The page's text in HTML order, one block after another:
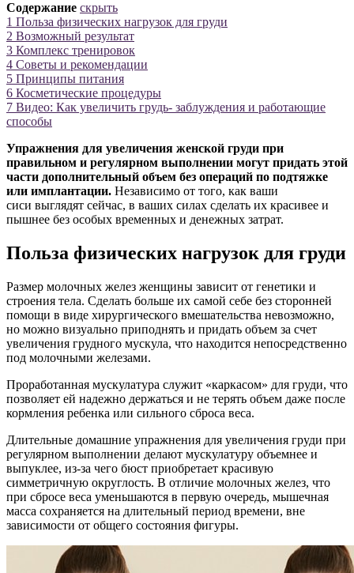
Содержание скрыть
1 Польза физических нагрузок для груди
2 Возможный результат
3 Комплекс тренировок
4 Советы и рекомендации
5 Принципы питания
6 Косметические процедуры
7 Видео: Как увеличить грудь- заблуждения и работающие
способы
Упражнения для увеличения женской груди при
правильном и регулярном выполнении могут придать этой
части дополнительный объем без операций по подтяжке
или имплантации. Независимо от того, как ваши
сиси выглядят сейчас, в ваших силах сделать их красивее и
пышнее без особых временных и денежных затрат.
Польза физических нагрузок для груди
Размер молочных желез женщины зависит от генетики и
строения тела. Сделать больше их самой себе без сторонней
помощи в виде хирургического вмешательства невозможно,
но можно визуально приподнять и придать объем за счет
увеличения грудного мускула, что находится непосредственно
под молочными железами.
Проработанная мускулатура служит «каркасом» для груди, что
позволяет ей надежно держаться и не терять объем даже после
кормления ребенка или сильного сброса веса.
Длительные домашние упражнения для увеличения груди при
регулярном выполнении делают мускулатуру объемнее и
выпуклее, из-за чего бюст приобретает красивую
симметричную округлость. В отличие молочных желез, что
при сбросе веса уменьшаются в первую очередь, мышечная
масса сохраняется на длительный период времени, вне
зависимости от общего состояния фигуры.